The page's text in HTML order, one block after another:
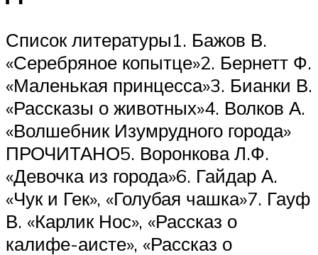
Список литературы1. Бажов В.
«Серебряное копытце»2. Бернетт Ф.
«Маленькая принцесса»3. Бианки В.
«Рассказы о животных»4. Волков А.
«Волшебник Изумрудного города»
ПРОЧИТАНО5. Воронкова Л.Ф.
«Девочка из города»6. Гайдар А.
«Чук и Гек», «Голубая чашка»7. Гауф
В. «Карлик Нос», «Рассказ о
калифе-аисте», «Рассказ о